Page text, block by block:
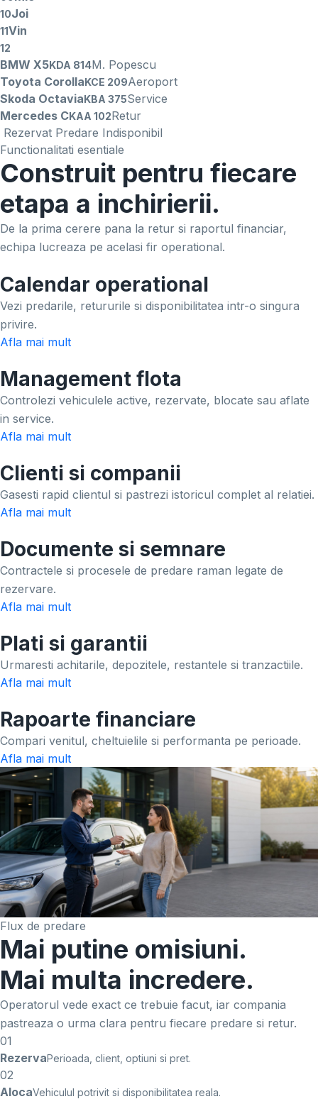
10Joi
11Vin
12
BMW X5KDA 814M. Popescu
Toyota CorollaKCE 209Aeroport
Skoda OctaviaKBA 375Service
Mercedes CKAA 102Retur
Rezervat Predare Indisponibil
Functionalitati esentiale
Construit pentru fiecare
etapa a inchirierii.
De la prima cerere pana la retur si raportul financiar,
echipa lucreaza pe acelasi fir operational.
Calendar operational
Vezi predarile, retururile si disponibilitatea intr-o singura
privire.
Afla mai mult
Management flota
Controlezi vehiculele active, rezervate, blocate sau aflate
in service.
Afla mai mult
Clienti si companii
Gasesti rapid clientul si pastrezi istoricul complet al relatiei.
Afla mai mult
Documente si semnare
Contractele si procesele de predare raman legate de
rezervare.
Afla mai mult
Plati si garantii
Urmaresti achitarile, depozitele, restantele si tranzactiile.
Afla mai mult
Rapoarte financiare
Compari venitul, cheltuielile si performanta pe perioade.
Afla mai mult
Flux de predare
Mai putine omisiuni.
Mai multa incredere.
Operatorul vede exact ce trebuie facut, iar compania
pastreaza o urma clara pentru fiecare predare si retur.
01
RezervaPerioada, client, optiuni si pret.
02
AlocaVehiculul potrivit si disponibilitatea reala.